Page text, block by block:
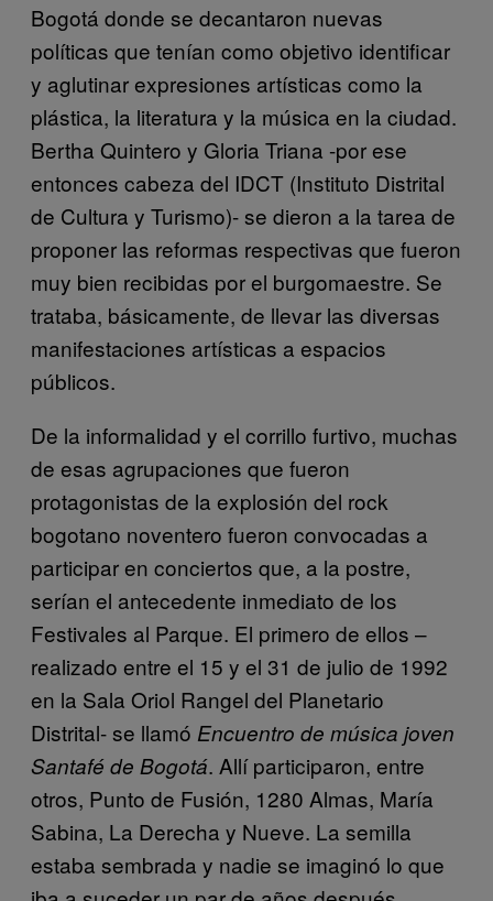
Bogotá donde se decantaron nuevas
políticas que tenían como objetivo identificar
y aglutinar expresiones artísticas como la
plástica, la literatura y la música en la ciudad.
Bertha Quintero y Gloria Triana -por ese
entonces cabeza del IDCT (Instituto Distrital
de Cultura y Turismo)- se dieron a la tarea de
proponer las reformas respectivas que fueron
muy bien recibidas por el burgomaestre. Se
trataba, básicamente, de llevar las diversas
manifestaciones artísticas a espacios
públicos.
De la informalidad y el corrillo furtivo, muchas
de esas agrupaciones que fueron
protagonistas de la explosión del rock
bogotano noventero fueron convocadas a
participar en conciertos que, a la postre,
serían el antecedente inmediato de los
Festivales al Parque. El primero de ellos –
realizado entre el 15 y el 31 de julio de 1992
en la Sala Oriol Rangel del Planetario
Distrital- se llamó Encuentro de música joven
Santafé de Bogotá. Allí participaron, entre
otros, Punto de Fusión, 1280 Almas, María
Sabina, La Derecha y Nueve. La semilla
estaba sembrada y nadie se imaginó lo que